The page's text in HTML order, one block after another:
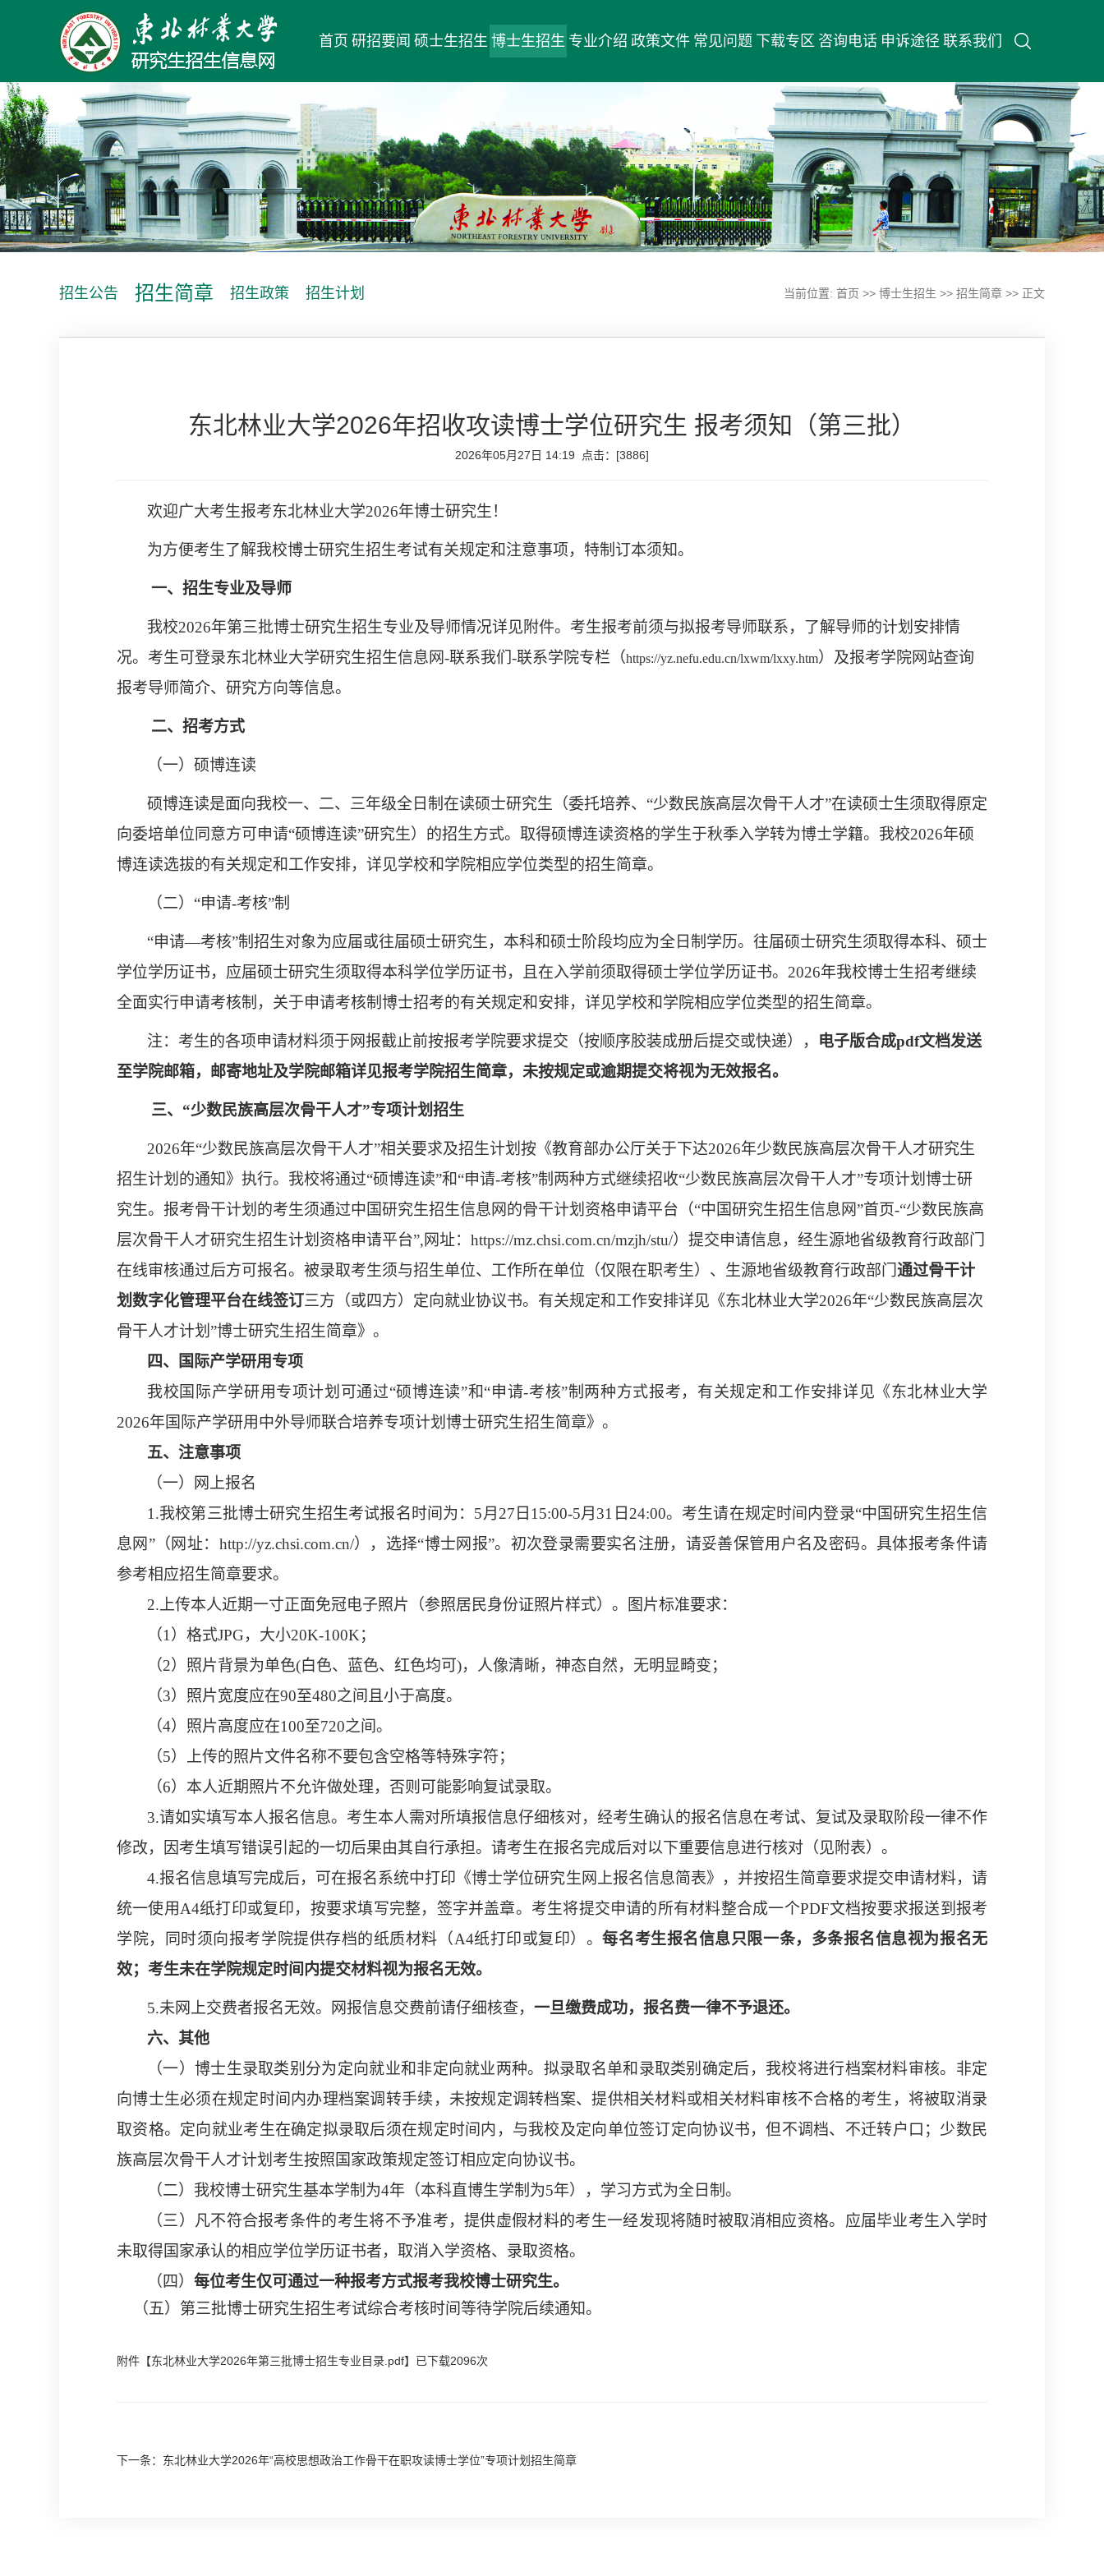
首页 研招要闻 硕士生招生 博士生招生 专业介绍 政策文件 常见问题 下载专区 咨询电话 申诉途径 联系我们
招生公告 招生简章 招生政策 招生计划 当前位置: 首页 >> 博士生招生 >> 招生简章 >> 正文
东北林业大学2026年招收攻读博士学位研究生 报考须知（第三批）
2026年05月27日 14:19 点击：[3886]
欢迎广大考生报考东北林业大学2026年博士研究生！
为方便考生了解我校博士研究生招生考试有关规定和注意事项，特制订本须知。
一、 招生专业及导师
我校2026年第三批博士研究生招生专业及导师情况详见附件。考生报考前须与拟报考导师联系，了解导师的计划安排情
况。考生可登录东北林业大学研究生招生信息网-联系我们 -联系学院专栏（https://yz.nefu.edu.cn/lxwm/lxxy.htm）及报考学院网站查询
报考导师简介、研究方向等信息。
二、 招考方式
（一）硕博连读
硕博连读是面向我校一、二、三年级全日制在读硕士研究生（委托培养、 “少数民族高层次骨干人才”在读硕士生须取得原定
向委培单位同意方可申请“硕博连读”研究生）的招生方式。取得硕博连读资格的学生于秋季入学转为博士学籍。我校2026年硕
博连读选拔的有关规定和工作安排，详见学校和学院相应学位类型的招生简章。
（二） “申请-考核”制
“申请—考核”制招生对象为应届或往届硕士研究生，本科和硕士阶段均应为全日制学历。 往届硕士研究生须取得本科、硕士
学位学历证书，应届硕士研究生须取得本科学位学历证书，且在入学前须取得硕士学位学历证书。 2026年我校博士生招考继续
全面实行申请考核制，关于申请考核制博士招考的有关规定和安排，详见学校和学院相应学位类型的招生简章。
注：考生的各项申请材料须于网报截止前按报考学院要求提交（按顺序胶装成册后提交或快递）， 电子版合成pdf文档发送
至学院邮箱，邮寄地址及学院邮箱详见报考学院招生简章，未按规定或逾期提交将视为无效报名。
三、 “少数民族高层次骨干人才”专项计划招生
2026年“少数民族高层次骨干人才”相关要求及招生计划 按《教育部办公厅关于下达2026年少数民族高层次骨干人才研究生
招生计划的通知》执行。 我校将通过“硕博连读”和“申请-考核”制两种方式继续招收“少数民族高层次骨干人才”专项计划博士研
究生。 报考骨干计划的考生须通过中国研究生招生信息网的骨干计划资格申请平台（“中国研究生招生信息网”首页-“少数民族高
层次骨干人才研究生招生计划资格申请平台”,网址： https://mz.chsi.com.cn/mzjh/stu/）提交申请信息，经生源地省级教育行政部门
在线审核通过后方可报名。 被录取考生须与招生单位、工作所在单位（仅限在职考生）、生源地省级教育行政部门 通过骨干计
划数字化管理平台在线签订三方（或四方）定向就业协议书。 有关规定和工作安排详见《东北林业大学2026年“少数民族高层次
骨干人才计划 ”博士研究生招生简章》。
四、
国际产学研用专项
我校 国际产学研用专项计划可通过“硕博连读”和“申请-考核”制两种方式报考， 有关规定和工作安排详见 《东北林业大学
2026年国际产学研用中外导师联合培养专项计划博士研究生招生简章》。
五、 注意事项
（一）网上报名
1.我校第三批博士研究生招生考试报名时间为： 5月 27 日 1 5:00-5月 31 日 24:00。 考生请在规定时间内登录“中国研究生招生信
息网 ”（网址： http://yz.chsi.com.cn/），选择“博士网报”。初次登录需要实名注册，请妥善保管用户名及密码。具体报考条件请
参考相应招生简章要求。
2. 上传本人近期一寸正面免冠电子照片（参照居民身份证照片样式）。图片标准要求：
（1 ）格式JPG，大小20K-100K；
（2）照片背景为单色(白色、蓝色、红色均可 )，人像清晰，神态自然，无明显畸变；
（3）照片宽度应在90至480之间且小于高度。
（4）照片高度应在100至720之间。
（5）
上传的照片文件名称不要包含空格等特殊字符；
（6）本人近期照片不允许做处理，否则可能影响复试录取。
3.请如实填写本人报名信息。考生本人需对所填报信息仔细核对，经考生确认的报名信息在考试、复试及录取阶段一律不作
修改，因考生填写错误引起的一切后果由其自行承担。请考生在报名完成后对以下重要信息进行核对（见附表）。
4.报名信息填写完成后，可在报名系统中打印《博士学位研究生网上报名信息简表》，并按招生简章要求提交申请材料，请
统一使用A4纸打印或复印，按要求填写完整，签字并盖章。 考生将提交申请的所有材料整合成一个PDF文档按要求报送到报考
学院，
同时须向报考学 院提供存档的纸质材料（A4纸打印或复印）。每名考生报名信息只限一条，多条报名信息视为报名无
效；考生未在学院规定时间内提交材料视为报名无效。
5.未网上交费者报名无效。网报信息交费前请仔细核查， 一旦缴费成功，报名费一律不予退还。
六、 其他
（一）博士生录取类别分为定向就业和非定向就业两种。拟录取名单和录取类别确定后，我校将进行档案材料审核。非定
向博士生必须在规定时间内办理档案调转手续，未按规定调转档案、提供相关材料或相关材料审核不合格的考生，将被取消录
取资格。定向就业考生在确定拟录取后须在规定时间内，与我校及定向单位签订定向协议书，但不调档、不迁转户口；少数民
族高层次骨干人才计划 考生按照国家政策规定签订相应定向协议书。
（二） 我校博士研究生基本学制为4年（本科直博生学制为5年），学习方式为全日制。
（三） 凡不符合报考条件的考生将不予准考，提供虚假材料的考生一经发现将随时被取消相应资格。应届毕业考生入学时
未取得国家承认的相应学位学历证书者，取消入学资格、录取资格。
（ 四 ） 每位考生仅可通过一种报考方式报考我校博士研究生。
（五） 第三批博士研究生招生考试综合考核时间等待学院后续通知。
附件【东北林业大学2026年第三批博士招生专业目录.pdf】已下载2096次
下一条：东北林业大学2026年“高校思想政治工作骨干在职攻读博士学位”专项计划招生简章